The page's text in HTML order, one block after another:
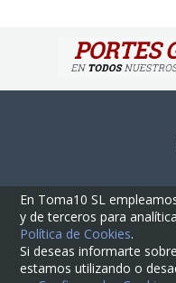
Aviso Legal·Privacidad·
© Cajas10.com ·
En Toma10 SL
y de terceros para
Política de Cookies.
Si deseas informarte
estamos utilizando o